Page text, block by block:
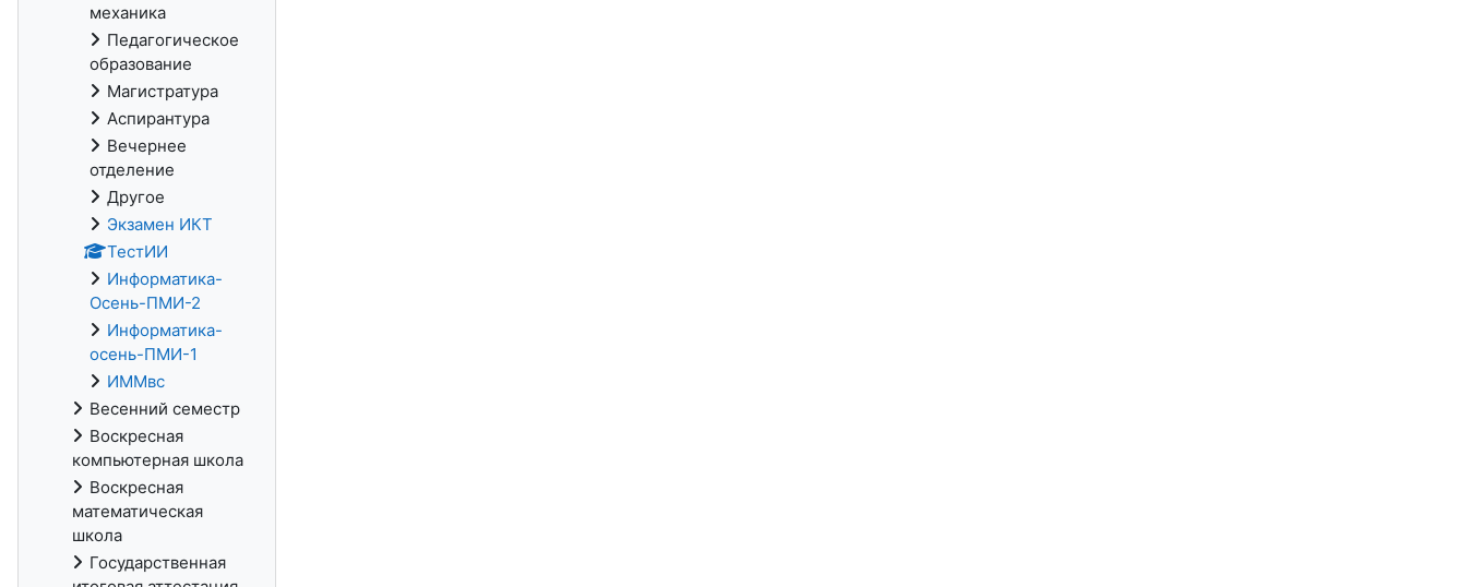
механика
Педагогическое
образование
Магистратура
Аспирантура
Вечернее
отделение
Другое
Экзамен ИКТ
ТестИИ
Информатика-
Осень-ПМИ-2
Информатика-
осень-ПМИ-1
ИММвс
Весенний семестр
Воскресная
компьютерная школа
Воскресная
математическая
школа
Государственная